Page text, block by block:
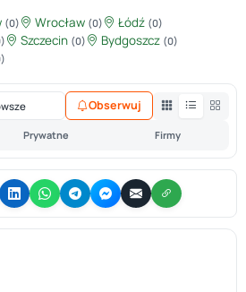
(0) Wrocław (0) Łódź (0)
Szczecin (0) Bydgoszcz (0)
Prywatne Firmy
Obserwuj